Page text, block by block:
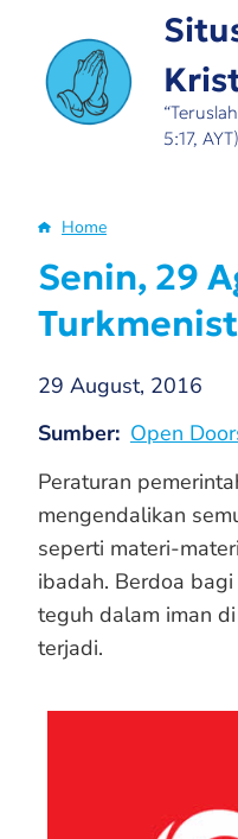
main
content
5:17, AYT)
Breadcrumb
Home
Senin, 29
29 August, 2016
Sumber Open
Peraturan
mengendalikan
seperti materi-
ibadah. Berdoa
teguh dalam iman
terjadi.